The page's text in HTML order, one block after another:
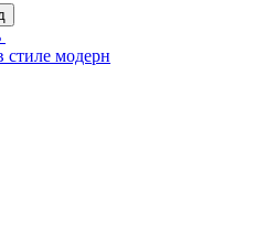
стиле модерн